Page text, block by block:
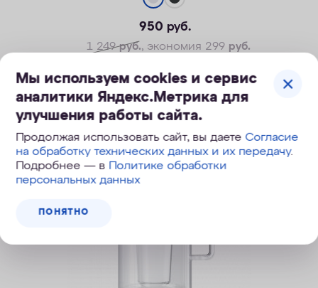
950 руб.
1 249руб., экономия 299 руб.
ПОД ЗАКАЗ
Мы используем cookies и сервис
аналитики Яндекс.Метрика для
улучшения работы сайта.
Продолжая использовать сайт, вы даетеСогласие
на обработку технических данных и их передачу.
Подробнее — в Политике обработки
персональных данных
ПОНЯТНО